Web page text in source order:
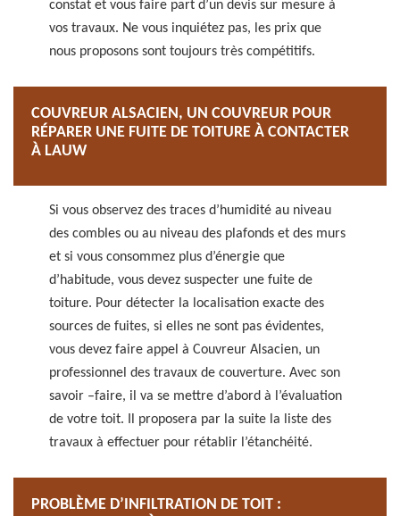
constat et vous faire part d’un devis sur mesure à
vos travaux. Ne vous inquiétez pas, les prix que
nous proposons sont toujours très compétitifs.
COUVREUR ALSACIEN, UN COUVREUR POUR
RÉPARER UNE FUITE DE TOITURE À CONTACTER
À LAUW
Si vous observez des traces d’humidité au niveau
des combles ou au niveau des plafonds et des murs
et si vous consommez plus d’énergie que
d’habitude, vous devez suspecter une fuite de
toiture. Pour détecter la localisation exacte des
sources de fuites, si elles ne sont pas évidentes,
vous devez faire appel à Couvreur Alsacien, un
professionnel des travaux de couverture. Avec son
savoir –faire, il va se mettre d’abord à l’évaluation
de votre toit. Il proposera par la suite la liste des
travaux à effectuer pour rétablir l’étanchéité.
PROBLÈME D’INFILTRATION DE TOIT :